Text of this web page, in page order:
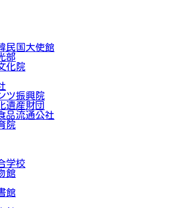
民国大使館
部
化院
ツ振興院
遺産財団
品流通公社
院
学校
館
館